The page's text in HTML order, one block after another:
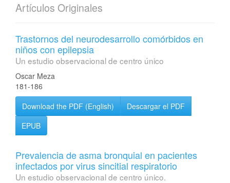
Artículos Originales
Trastornos del neurodesarrollo comórbidos en
niños con epilepsia
Un estudio observacional de centro único
Oscar Meza
181-186
Download the PDF (English)
Descargar el PDF
EPUB
Prevalencia de asma bronquial en pacientes
infectados por virus sincitial respiratorio
Un estudio observacional de centro único.